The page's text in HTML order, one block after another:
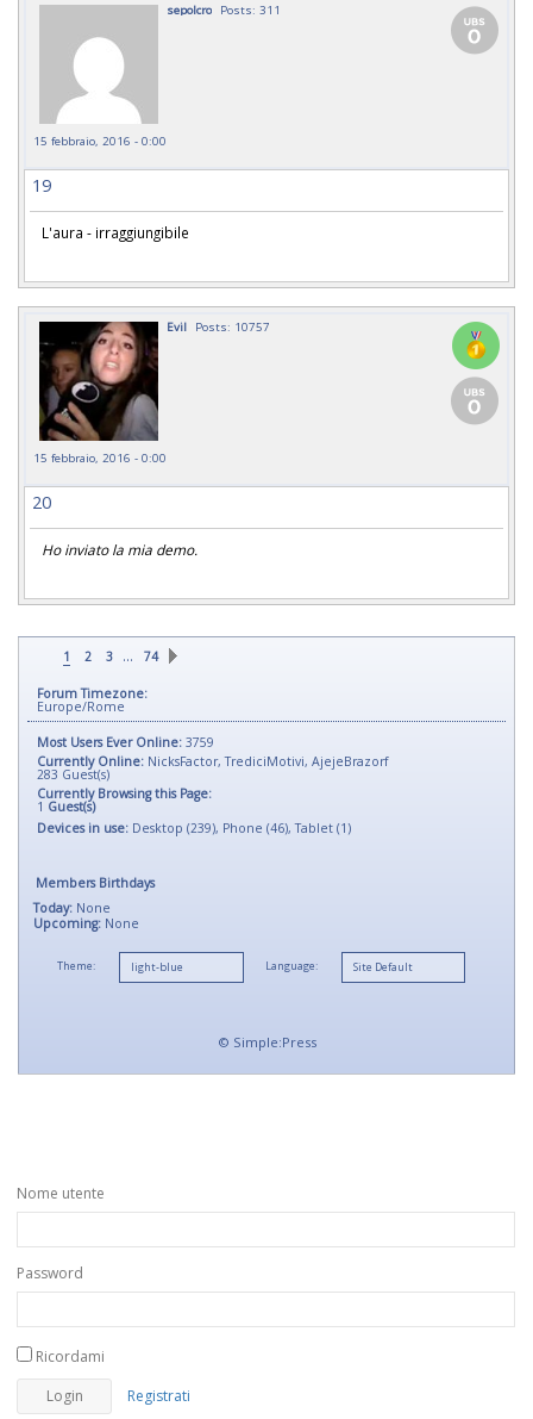
sepolcro Posts: 311
15 febbraio, 2016 - 0:00
19
L'aura - irraggiungibile
Evil Posts: 10757
15 febbraio, 2016 - 0:00
20
Ho inviato la mia demo.
1 2 3 … 74
Forum Timezone:
Europe/Rome
Most Users Ever Online: 3759
Currently Online: NicksFactor,TrediciMotivi, AjejeBrazorf
283 Guest(s)
Currently Browsing this Page:
1 Guest(s)
Devices in use: Desktop (239), Phone (46), Tablet (1)
Members Birthdays
Today: None
Upcoming: None
Theme: Language:
© Simple:Press
Nome utente
Password
Ricordami
Registrati